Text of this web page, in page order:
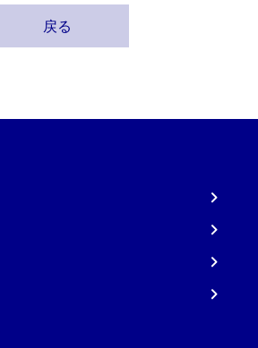
戻る